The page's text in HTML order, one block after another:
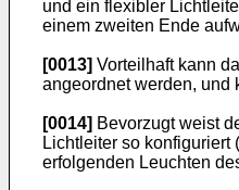
und ein flexibler
einem zweiten Ende
[0013] Vorteilhaft kann
angeordnet werden, und
[0014] Bevorzugt weist
Lichtleiter so
erfolgenden Leuchten